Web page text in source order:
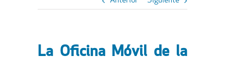
La Oficina Móvil de la